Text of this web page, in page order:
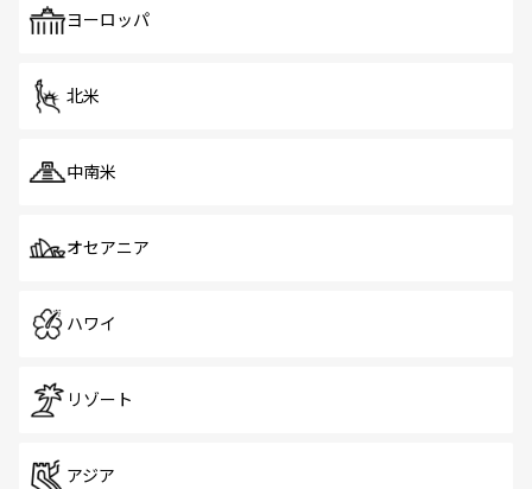
ヨーロッパ
北米
中南米
オセアニア
ハワイ
リゾート
アジア